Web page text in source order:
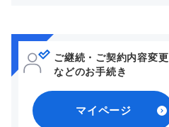
ご継続・ご契約内容変更
などのお手続き
マイページ